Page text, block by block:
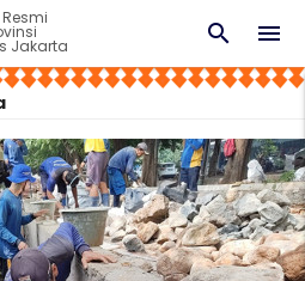
Jakarta menu
search